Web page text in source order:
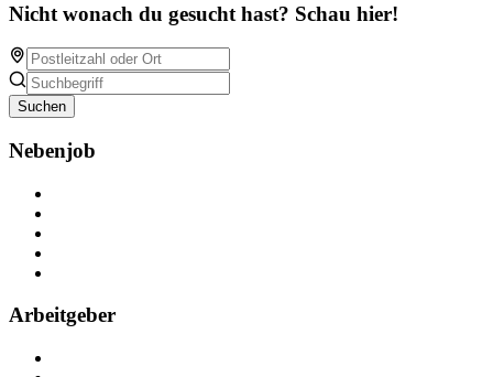
Nicht wonach du gesucht hast? Schau hier!
Suchen
Nebenjob
Arbeitgeber